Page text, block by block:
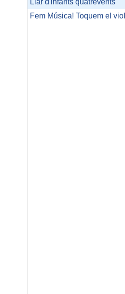
Llar d'infants quatrevents
Fem Música! Toquem el